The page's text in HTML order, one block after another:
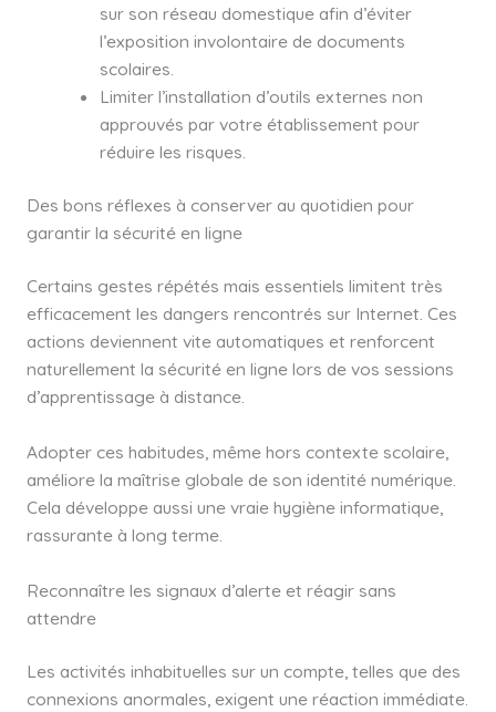
sur son réseau domestique afin d’éviter
l’exposition involontaire de documents
scolaires.
Limiter l’installation d’outils externes non
approuvés par votre établissement pour
réduire les risques.
Des bons réflexes à conserver au quotidien pour
garantir la sécurité en ligne
Certains gestes répétés mais essentiels limitent très
efficacement les dangers rencontrés sur Internet. Ces
actions deviennent vite automatiques et renforcent
naturellement la sécurité en ligne lors de vos sessions
d’apprentissage à distance.
Adopter ces habitudes, même hors contexte scolaire,
améliore la maîtrise globale de son identité numérique.
Cela développe aussi une vraie hygiène informatique,
rassurante à long terme.
Reconnaître les signaux d’alerte et réagir sans
attendre
Les activités inhabituelles sur un compte, telles que des
connexions anormales, exigent une réaction immédiate.